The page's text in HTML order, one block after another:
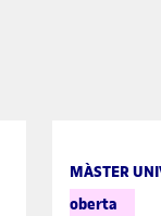
MÀSTER
oberta